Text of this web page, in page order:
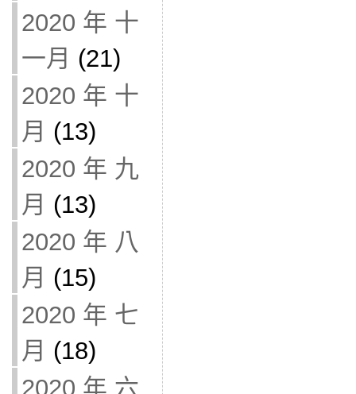
2020 年 十
一月 (21)
2020 年 十
月 (13)
2020 年 九
月 (13)
2020 年 八
月 (15)
2020 年 七
月 (18)
2020 年 六